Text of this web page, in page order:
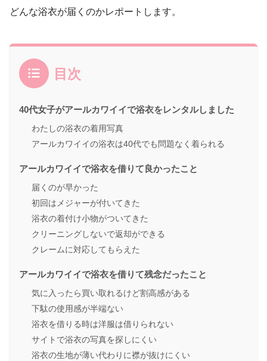
どんな浴衣が届くのかレポートします。
目次
40代女子がアールカワイイで浴衣をレンタルしました
わたしの浴衣の着用写真
アールカワイイの浴衣は40代でも問題なく着られる
アールカワイイで浴衣を借りて良かったこと
届くのが早かった
初回はメジャーが付いてきた
浴衣の着付け小物がついてきた
クリーニングしないで返却ができる
クレームに対応してもらえた
アールカワイイで浴衣を借りて残念だったこと
気に入ったら買い取れるけど割高感がある
下駄の使用感が半端ない
浴衣を借りる時は洋服は借りられない
サイトで浴衣の写真を探しにくい
浴衣の生地が薄い代わりに襟が抜けにくい